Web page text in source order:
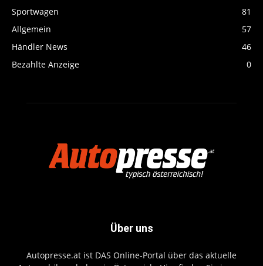
Sportwagen
81
Allgemein
57
Händler News
46
Bezahlte Anzeige
0
Über uns
Autopresse.at ist DAS Online-Portal über das aktuelle